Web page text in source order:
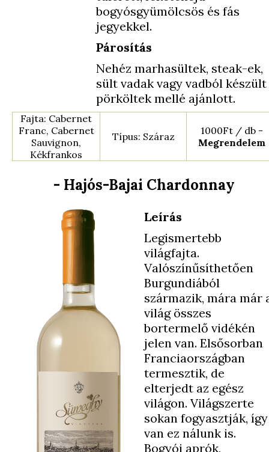
bogyósgyümölcsös és fás
jegyekkel.
Párosítás
Nehéz marhasültek, steak-ek,
sült vadak vagy vadból készült
pörköltek mellé ajánlott.
Fajta: Cabernet
Franc, Cabernet
Sauvignon,
Kékfrankos
Típus: Száraz
1000Ft / db -
Megrendelem
- Hajós-Bajai Chardonnay
Leírás
Legismertebb
világfajta.
Valószínűsíthetően
Burgundiából
származik, mára már
világ összes
bortermelő vidékén
jelen van. Elsősorban
Franciaországban
termesztik, de
elterjedt az egész
világon. Világszerte
sokan fogyasztják, így
van ez nálunk is.
Bogyói aprók,